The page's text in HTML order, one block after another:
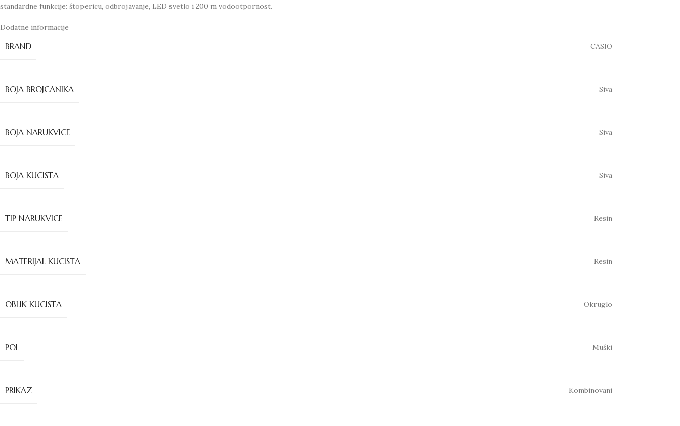
standardne funkcije: štopericu, odbrojavanje, LED svetlo i 200 m vodootpornost.
Dodatne informacije
BRAND CASIO
BOJA BROJCANIKA Siva
BOJA NARUKVICE Siva
BOJA KUCISTA Siva
TIP NARUKVICE Resin
MATERIJAL KUCISTA Resin
OBLIK KUCISTA Okruglo
POL Muški
PRIKAZ Kombinovani